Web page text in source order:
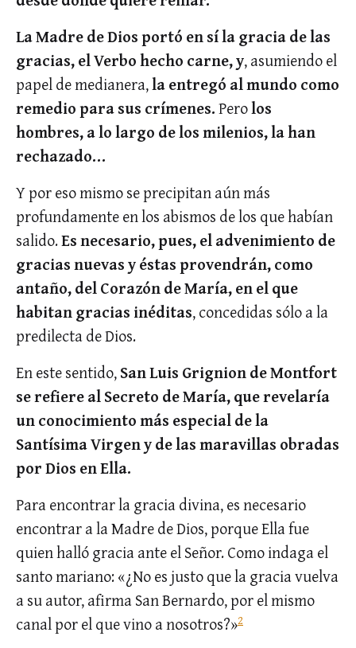
La Madre de Dios portó en sí la gracia de las
gracias, el Verbo hecho carne, y, asumiendo el
papel de medianera,la entregó al mundo como
remedio para sus crímenes.Perolos
hombres, a lo largo de los milenios, la han
rechazado…
Y por eso mismo se precipitan aún más
profundamente en los abismos de los que habían
salido.Es necesario, pues, el advenimiento de
gracias nuevas y éstas provendrán, como
antaño, del Corazón de María, en el que
habitan gracias inéditas, concedidas sólo a la
predilecta de Dios.
En este sentido,San Luis Grignion de Montfort
se refiere al Secreto de María, que revelaría
un conocimiento más especial de la
Santísima Virgen y de las maravillas obradas
por Dios en Ella.
Para encontrar la gracia divina, es necesario
encontrar a la Madre de Dios, porque Ella fue
quien halló gracia ante el Señor. Como indaga el
santo mariano: «¿No es justo que la gracia vuelva
a su autor, afirma San Bernardo, por el mismo
canal por el que vino a nosotros?»2